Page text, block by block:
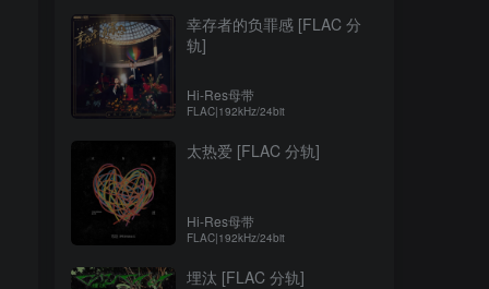
幸存者的负罪感 [FLAC 分
轨]
Hi-Res母带
FLAC|192kHz/24bit
太热爱 [FLAC 分轨]
Hi-Res母带
FLAC|192kHz/24bit
埋汰 [FLAC 分轨]